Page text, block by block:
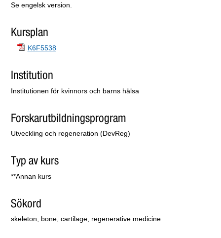
Se engelsk version.
Kursplan
K6F5538
Institution
Institutionen för kvinnors och barns hälsa
Forskarutbildningsprogram
Utveckling och regeneration (DevReg)
Typ av kurs
**Annan kurs
Sökord
skeleton, bone, cartilage, regenerative medicine